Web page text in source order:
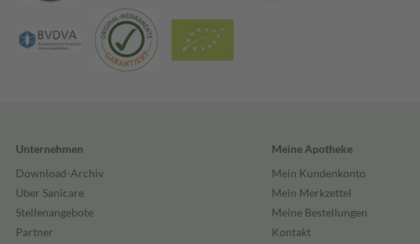
Unternehmen
Download-Archiv
Über Sanicare
Stellenangebote
Partner
Meine Apotheke
Mein Kundenkonto
Mein Merkzettel
Meine Bestellungen
Kontakt